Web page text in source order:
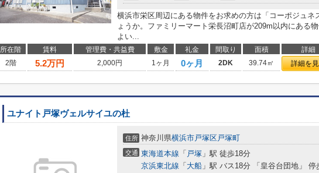
横浜市栄区周辺にある物件をお求めの方は「コーポジュネ
ょうか。ファミリーマート栄長沼町店が209m以内にある
よい...
所在階 賃料 管理費・共益費 敷金 礼金 間取り 面積 詳細
2階
5.2万円 2,000円 1ヶ月 0ヶ月 2DK 39.74㎡ 詳細を
ユナイト戸塚ヴェルサイユの杜
住所 神奈川県横浜市戸塚区戸塚町
交通 東海道本線 「 戸塚 」駅 徒歩18分
京浜東北線 「 大船 」駅 バス18分 「皇谷台団地」 停